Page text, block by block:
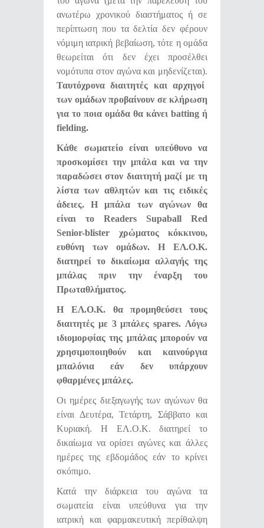
ανωτέρω χρονικού διαστήματος ή σε
περίπτωση που τα δελτία δεν φέρουν
νόμιμη ιατρική βεβαίωση, τότε η ομάδα
θεωρείται ότι δεν έχει προσέλθει
νομότυπα στον αγώνα και μηδενίζεται).
Ταυτόχρονα διαιτητές και αρχηγοί
των ομάδων προβαίνουν σε κλήρωση
για το ποια ομάδα θα κάνει batting ή
fielding.
Κάθε σωματείο είναι υπεύθυνο να
προσκομίσει την μπάλα και να την
παραδώσει στον διαιτητή μαζί με τη
λίστα των αθλητών και τις ειδικές
άδειες. Η μπάλα των αγώνων θα
είναι το Readers Supaball Red
Senior-blister χρώματος κόκκινου,
ευθύνη των ομάδων. Η ΕΛ.Ο.Κ.
διατηρεί το δικαίωμα αλλαγής της
μπάλας πριν την έναρξη του
Πρωταθλήματος.
Η ΕΛ.Ο.Κ. θα προμηθεύσει τους
διαιτητές με 3 μπάλες spares. Λόγω
ιδιομορφίας της μπάλας μπορούν να
χρησιμοποιηθούν και καινούργια
μπαλόνια εάν δεν υπάρχουν
φθαρμένες μπάλες.
Οι ημέρες διεξαγωγής των αγώνων θα
είναι Δευτέρα, Τετάρτη, Σάββατο και
Κυριακή. Η ΕΛ.Ο.Κ. διατηρεί το
δικαίωμα να ορίσει αγώνες και άλλες
ημέρες της εβδομάδος εάν το κρίνει
σκόπιμο.
Κατά την διάρκεια του αγώνα τα
σωματεία είναι υπεύθυνα για την
ιατρική και φαρμακευτική περίθαλψη